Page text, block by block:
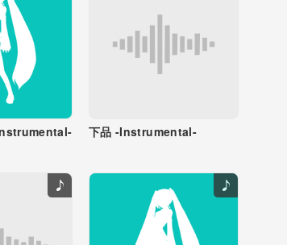
下品 -Instrumental-